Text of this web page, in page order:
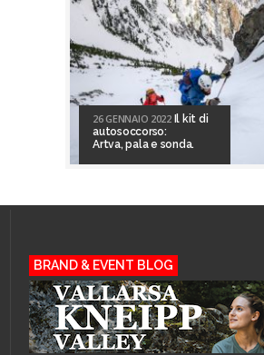
26 GENNAIO 2022 Il kit di
autosoccorso:
Artva, pala e sonda.
BRAND & EVENT BLOG